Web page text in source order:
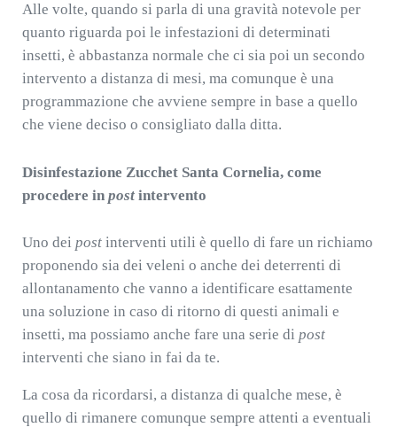
Alle volte, quando si parla di una gravità notevole per
quanto riguarda poi le infestazioni di determinati
insetti, è abbastanza normale che ci sia poi un secondo
intervento a distanza di mesi, ma comunque è una
programmazione che avviene sempre in base a quello
che viene deciso o consigliato dalla ditta.
Disinfestazione Zucchet Santa Cornelia, come
procedere in post intervento
Uno dei postinterventi utili è quello di fare un richiamo
proponendo sia dei veleni o anche dei deterrenti di
allontanamento che vanno a identificare esattamente
una soluzione in caso di ritorno di questi animali e
insetti, ma possiamo anche fare una serie di post
interventi che siano in fai da te.
La cosa da ricordarsi, a distanza di qualche mese, è
quello di rimanere comunque sempre attenti a eventuali